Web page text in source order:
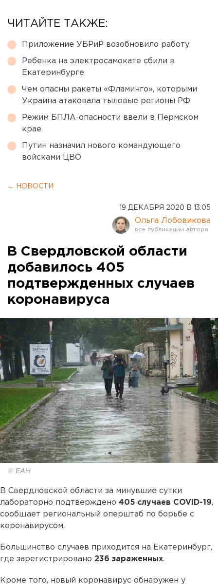
ЧИТАЙТЕ ТАКЖЕ:
Приложение УБРиР возобновило работу
Ребенка на электросамокате сбили в
Екатеринбурге
Чем опасны ракеты «Фламинго», которыми
Украина атаковала тыловые регионы РФ
Режим БПЛА-опасности ввели в Пермском
крае
Путин назначил нового командующего
войсками ЦВО
← НОВОСТИ
19 ДЕКАБРЯ 2020 В 13:05
Ольга Лобовикова
В Свердловской области
добавилось 405
подтвержденных случаев
коронавируса
© ЕАН
В Свердловской области за минувшие сутки
лабораторно подтверждено 405 случаев COVID-19,
сообщает региональный оперштаб по борьбе с
коронавирусом.
Большинство случаев приходится на Екатеринбург,
где зарегистрировано 236 зараженных.
Кроме того, новый коронавирус обнаружен у